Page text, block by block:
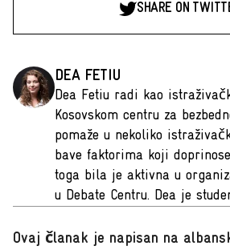
SHARE ON
DEA FETIU
Dea Fetiu radi kao
Kosovskom centru za
pomaže u nekoliko
bave faktorima koji
toga bila je aktivna u
u Debate Centru. Dea je
Ovaj članak je napisan na